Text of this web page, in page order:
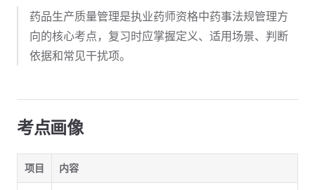
药品生产质量管理是执业药师资格中药事法规管理方
向的核心考点，复习时应掌握定义、适用场景、判断
依据和常见干扰项。
考点画像
项目 内容